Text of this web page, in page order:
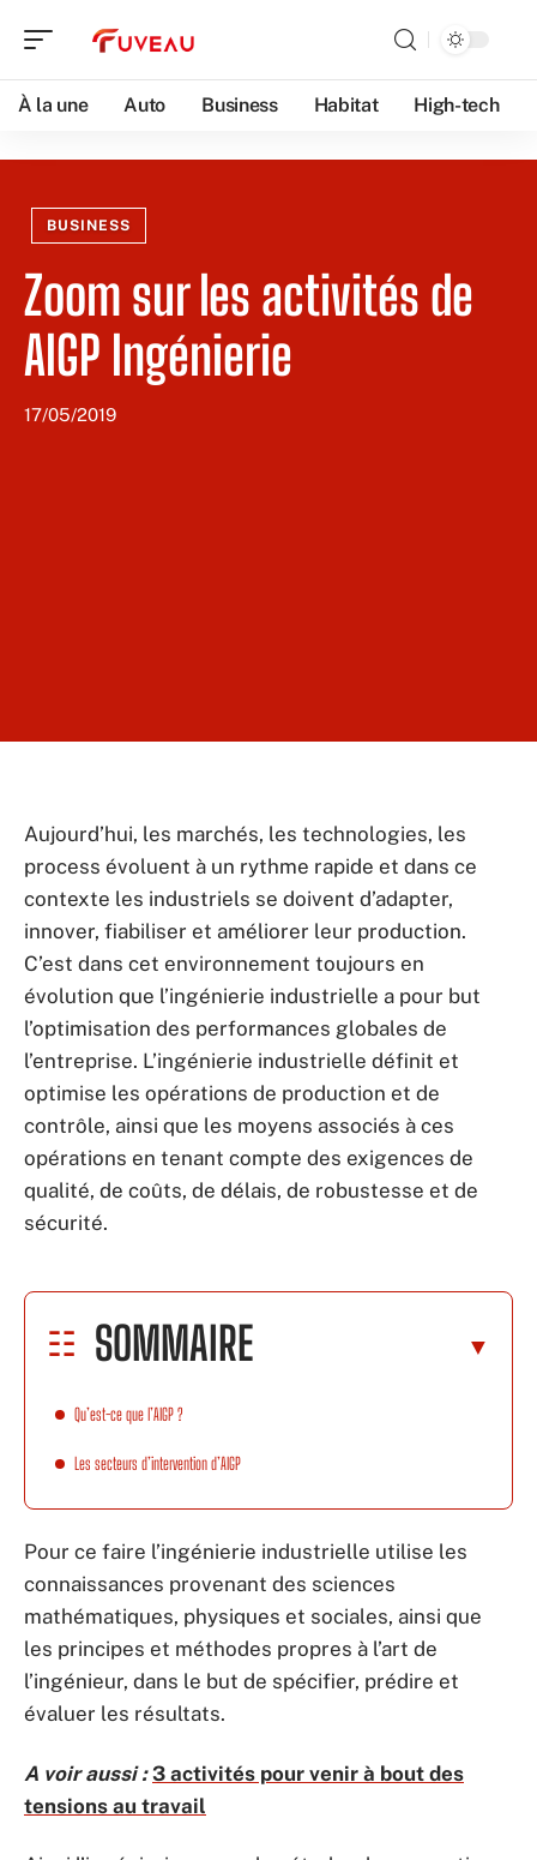
À la une Auto Business Habitat High-tech
BUSINESS
Zoom sur les activités de
AIGP Ingénierie
17/05/2019
Aujourd’hui, les marchés, les technologies, les
process évoluent à un rythme rapide et dans ce
contexte les industriels se doivent d’adapter,
innover, fiabiliser et améliorer leur production.
C’est dans cet environnement toujours en
évolution que l’ingénierie industrielle a pour but
l’optimisation des performances globales de
l’entreprise. L’ingénierie industrielle définit et
optimise les opérations de production et de
contrôle, ainsi que les moyens associés à ces
opérations en tenant compte des exigences de
qualité, de coûts, de délais, de robustesse et de
sécurité.
SOMMAIRE
Qu’est-ce que l’AIGP ?
Les secteurs d’intervention d’AIGP
Pour ce faire l’ingénierie industrielle utilise les
connaissances provenant des sciences
mathématiques, physiques et sociales, ainsi que
les principes et méthodes propres à l’art de
l’ingénieur, dans le but de spécifier, prédire et
évaluer les résultats.
A voir aussi : 3 activités pour venir à bout des
tensions au travail